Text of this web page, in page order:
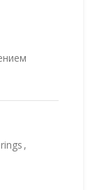
,